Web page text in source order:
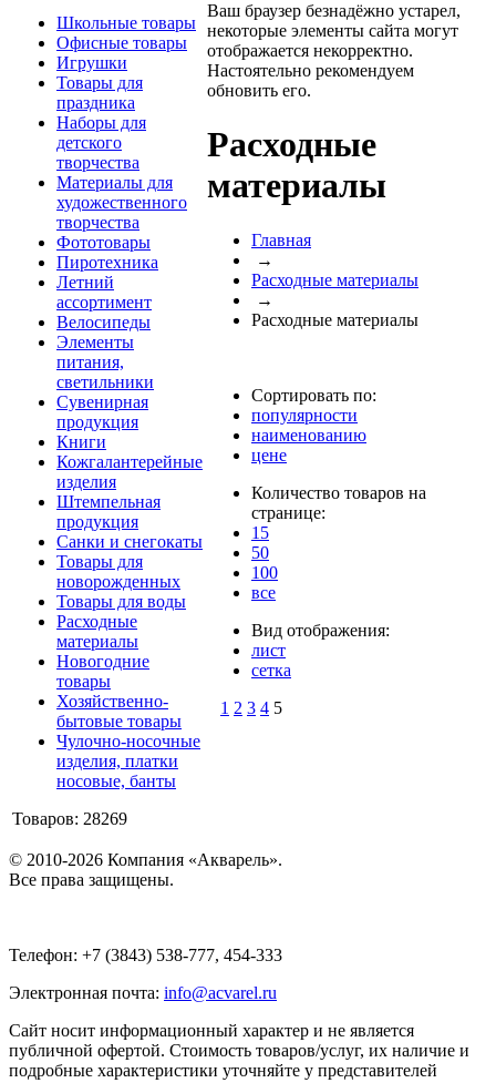
Школьные товары
Офисные товары
Игрушки
Товары для
праздника
Наборы для
детского
творчества
Материалы для
художественного
творчества
Фототовары
Пиротехника
Летний
ассортимент
Велосипеды
Элементы
питания,
светильники
Сувенирная
продукция
Книги
Кожгалантерейные
изделия
Штемпельная
продукция
Санки и снегокаты
Товары для
новорожденных
Товары для воды
Расходные
материалы
Новогодние
товары
Хозяйственно-
бытовые товары
Чулочно-носочные
изделия, платки
носовые, банты
Товаров: 28269
Ваш браузер безнадёжно устарел,
некоторые элементы сайта могут
отображается некорректно.
Настоятельно рекомендуем
обновить его.
Расходные
материалы
Главная
→
Расходные материалы
→
Расходные материалы
Сортировать по:
популярности
наименованию
цене
Количество товаров на
странице:
15
50
100
все
Вид отображения:
лист
сетка
1 2 3 4 5
© 2010-2026 Компания «Акварель».
Все права защищены.
Телефон: +7 (3843) 538-777, 454-333
Электронная почта: info@acvarel.ru
Сайт носит информационный характер и не является
публичной офертой. Стоимость товаров/услуг, их наличие и
подробные характеристики уточняйте у представителей